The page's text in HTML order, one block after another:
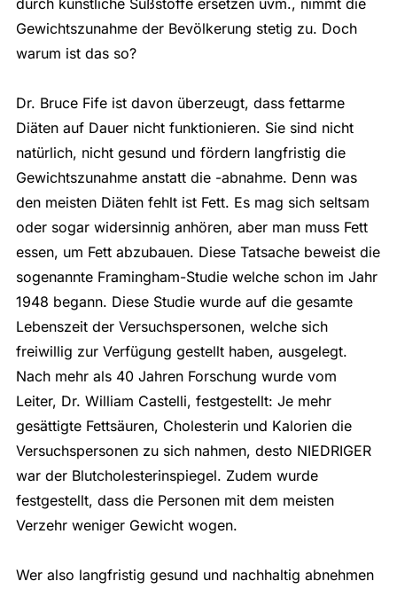
Gewichtszunahme der Bevölkerung stetig zu. Doch
warum ist das so?
Dr. Bruce Fife ist davon überzeugt, dass fettarme
Diäten auf Dauer nicht funktionieren. Sie sind nicht
natürlich, nicht gesund und fördern langfristig die
Gewichtszunahme anstatt die -abnahme. Denn was
den meisten Diäten fehlt ist Fett. Es mag sich seltsam
oder sogar widersinnig anhören, aber man muss Fett
essen, um Fett abzubauen. Diese Tatsache beweist die
sogenannte Framingham-Studie welche schon im Jahr
1948 begann. Diese Studie wurde auf die gesamte
Lebenszeit der Versuchspersonen, welche sich
freiwillig zur Verfügung gestellt haben, ausgelegt.
Nach mehr als 40 Jahren Forschung wurde vom
Leiter, Dr. William Castelli, festgestellt: Je mehr
gesättigte Fettsäuren, Cholesterin und Kalorien die
Versuchspersonen zu sich nahmen, desto NIEDRIGER
war der Blutcholesterinspiegel. Zudem wurde
festgestellt, dass die Personen mit dem meisten
Verzehr weniger Gewicht wogen.
Wer also langfristig gesund und nachhaltig abnehmen